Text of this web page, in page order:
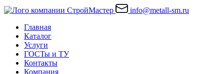
info@metall-sm.ru
Главная
Каталог
Услуги
ГОСТы и ТУ
Контакты
Компания